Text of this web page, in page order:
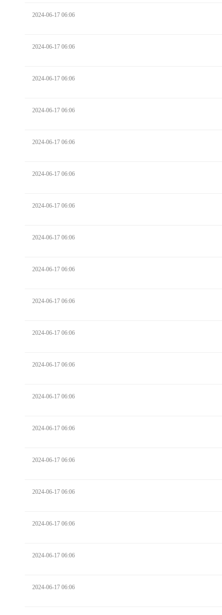
2024-06-17 06:06
2024-06-17 06:06
2024-06-17 06:06
2024-06-17 06:06
2024-06-17 06:06
2024-06-17 06:06
2024-06-17 06:06
2024-06-17 06:06
2024-06-17 06:06
2024-06-17 06:06
2024-06-17 06:06
2024-06-17 06:06
2024-06-17 06:06
2024-06-17 06:06
2024-06-17 06:06
2024-06-17 06:06
2024-06-17 06:06
2024-06-17 06:06
2024-06-17 06:06